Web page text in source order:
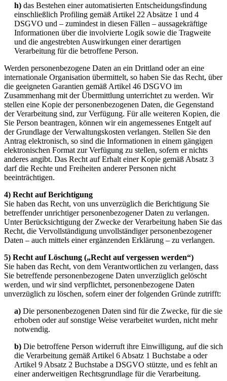
h) das Bestehen einer automatisierten Entscheidungsfindung
einschließlich Profiling gemäß Artikel 22 Absätze 1 und 4
DSGVO und – zumindest in diesen Fällen – aussagekräftige
Informationen über die involvierte Logik sowie die Tragweite
und die angestrebten Auswirkungen einer derartigen
Verarbeitung für die betroffene Person.
Werden personenbezogene Daten an ein Drittland oder an eine
internationale Organisation übermittelt, so haben Sie das Recht, über
die geeigneten Garantien gemäß Artikel 46 DSGVO im
Zusammenhang mit der Übermittlung unterrichtet zu werden. Wir
stellen eine Kopie der personenbezogenen Daten, die Gegenstand
der Verarbeitung sind, zur Verfügung. Für alle weiteren Kopien, die
Sie Person beantragen, können wir ein angemessenes Entgelt auf
der Grundlage der Verwaltungskosten verlangen. Stellen Sie den
Antrag elektronisch, so sind die Informationen in einem gängigen
elektronischen Format zur Verfügung zu stellen, sofern er nichts
anderes angibt. Das Recht auf Erhalt einer Kopie gemäß Absatz 3
darf die Rechte und Freiheiten anderer Personen nicht
beeinträchtigen.
4) Recht auf Berichtigung
Sie haben das Recht, von uns unverzüglich die Berichtigung Sie
betreffender unrichtiger personenbezogener Daten zu verlangen.
Unter Berücksichtigung der Zwecke der Verarbeitung haben Sie das
Recht, die Vervollständigung unvollständiger personenbezogener
Daten – auch mittels einer ergänzenden Erklärung – zu verlangen.
5) Recht auf Löschung („Recht auf vergessen werden“)
Sie haben das Recht, von dem Verantwortlichen zu verlangen, dass
Sie betreffende personenbezogene Daten unverzüglich gelöscht
werden, und wir sind verpflichtet, personenbezogene Daten
unverzüglich zu löschen, sofern einer der folgenden Gründe zutrifft:
a) Die personenbezogenen Daten sind für die Zwecke, für die sie
erhoben oder auf sonstige Weise verarbeitet wurden, nicht mehr
notwendig.
b) Die betroffene Person widerruft ihre Einwilligung, auf die sich
die Verarbeitung gemäß Artikel 6 Absatz 1 Buchstabe a oder
Artikel 9 Absatz 2 Buchstabe a DSGVO stützte, und es fehlt an
einer anderweitigen Rechtsgrundlage für die Verarbeitung.